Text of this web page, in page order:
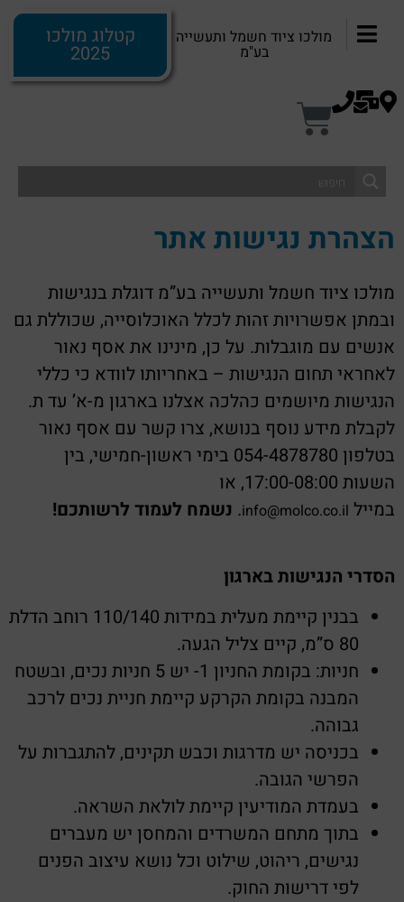
מולכו ציוד חשמל ותעשייה
בע"מ
קטלוג מולכו
2025
הצהרת נגישות אתר
מולכו ציוד חשמל ותעשייה בע”מ דוגלת בנגישות
ובמתן אפשרויות זהות לכלל האוכלוסייה, שכוללת גם
אנשים עם מוגבלות. על כן, מינינו את אסף נאור
לאחראי תחום הנגישות – באחריותו לוודא כי כללי
הנגישות מיושמים כהלכה אצלנו בארגון מ-א’ עד ת.
לקבלת מידע נוסף בנושא, צרו קשר עם אסף נאור
בטלפון 054-4878780 בימי ראשון-חמישי, בין
השעות 17:00-08:00, או
במייל info@molco.co.il
. נשמח לעמוד לרשותכם!
הסדרי הנגישות בארגון
בבנין קיימת מעלית במידות 110/140 רוחב הדלת
80 ס”מ, קיים צליל הגעה.
חניות: בקומת החניון 1- יש 5 חניות נכים, ובשטח
המבנה בקומת הקרקע קיימת חניית נכים לרכב
גבוהה.
בכניסה יש מדרגות וכבש תקינים, להתגברות על
הפרשי הגובה.
בעמדת המודיעין קיימת לולאת השראה.
בתוך מתחם המשרדים והמחסן יש מעברים
נגישים, ריהוט, שילוט וכל נושא עיצוב הפנים
לפי דרישות החוק.